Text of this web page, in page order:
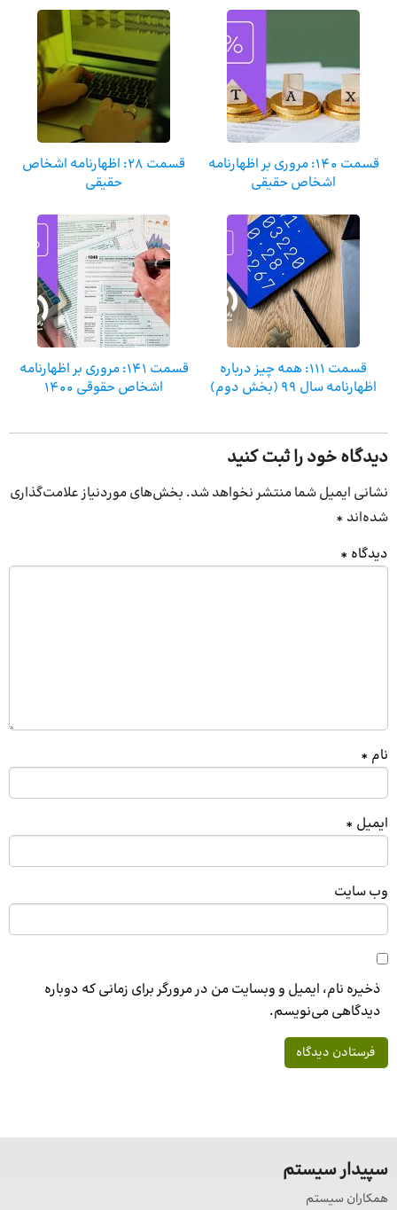
قسمت 140: مروری بر اظهارنامه
اشخاص حقیقی
قسمت 28: اظهارنامه اشخاص
حقیقی
قسمت 111: همه چیز درباره
اظهارنامه سال 99 (بخش دوم)
قسمت 141: مروری بر اظهارنامه
اشخاص حقوقی ۱۴۰۰
دیدگاه خود را ثبت کنید
نشانی ایمیل شما منتشر نخواهد شد. بخش‌های موردنیاز علامت‌گذاری
شده‌اند *
دیدگاه *
نام *
ایمیل *
وب‌ سایت
ذخیره نام، ایمیل و وبسایت من در مرورگر برای زمانی که دوباره
دیدگاهی می‌نویسم.
سپیدار سیستم
همکاران سیستم